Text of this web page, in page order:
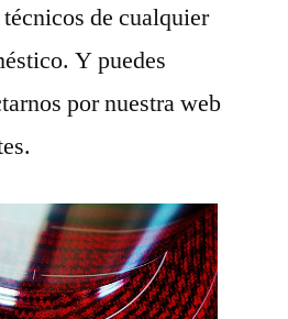
de cualquier
Y puedes
por nuestra web